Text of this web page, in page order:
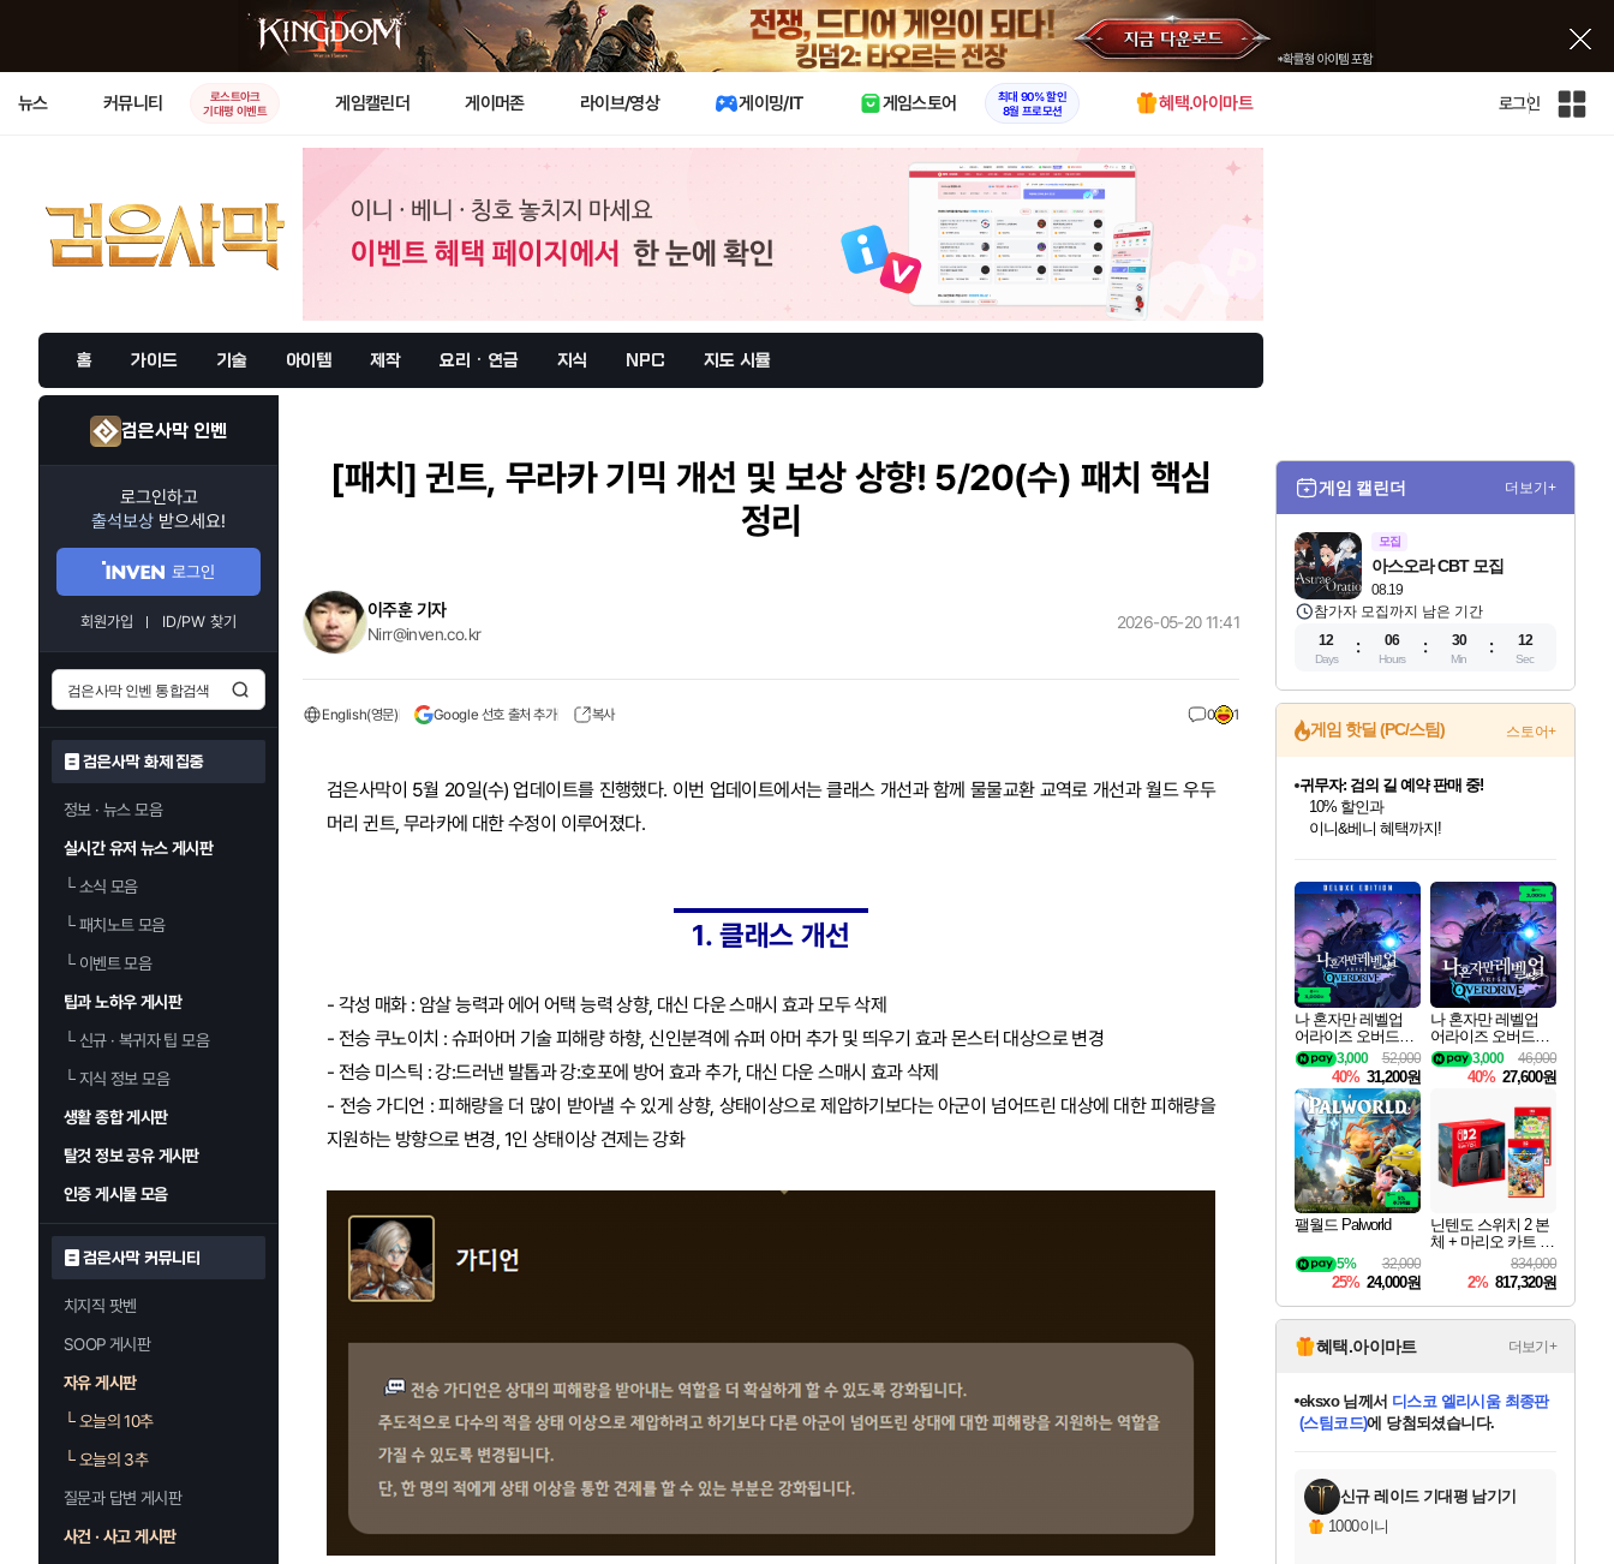
X
뉴스 커뮤니티
로스트아크
기대평 이벤트
게임캘린더 게이머존 라이브/영상 게이밍/IT 게임스토어
최대 90% 할인
8월 프로모션
혜택.아이마트 로그인
인
홈 가이드 기술 아이템 제작 요리 · 연금 지식 NPC 지도 시뮬
검은사막 인벤
로그인하고
출석보상 받으세요!
로그인
회원가입 ID/PW 찾기
검은사막 화제 집중
정보 · 뉴스 모음
실시간 유저 뉴스 게시판
└소식 모음
└패치노트 모음
└이벤트 모음
팁과 노하우 게시판
└신규 · 복귀자 팁 모음
└지식 정보 모음
생활 종합 게시판
탈것 정보 공유 게시판
인증 게시물 모음
검은사막 커뮤니티
치지직 팟벤
SOOP 게시판
자유 게시판
└오늘의 10추
└오늘의 3추
질문과 답변 게시판
사건 · 사고 게시판
[패치] 귄트, 무라카 기믹 개선 및 보상 상향! 5/20(수) 패치 핵심
정리
이주훈 기자
Nirr@inven.co.kr
English(영문) Google 선호 출처 추가 복사 0 1
2026-05-20 11:41
검은사막이 5월 20일(수) 업데이트를 진행했다. 이번 업데이트에서는 클래스 개선과 함께 물물교환 교역로 개선과 월드 우두
머리 귄트, 무라카에 대한 수정이 이루어졌다.
1. 클래스 개선
- 각성 매화 : 암살 능력과 에어 어택 능력 상향, 대신 다운 스매시 효과 모두 삭제
- 전승 쿠노이치 : 슈퍼아머 기술 피해량 하향, 신인분격에 슈퍼 아머 추가 및 띄우기 효과 몬스터 대상으로 변경
- 전승 미스틱 : 강:드러낸 발톱과 강:호포에 방어 효과 추가, 대신 다운 스매시 효과 삭제
- 전승 가디언 : 피해량을 더 많이 받아낼 수 있게 상향, 상태이상으로 제압하기보다는 아군이 넘어뜨린 대상에 대한 피해량을
지원하는 방향으로 변경, 1인 상태이상 견제는 강화
게임 캘린더 더보기+
모집
08.19
아스오라 CBT 모집
참가자 모집까지 남은 기간
12
Days
06
Hours
30
Min
10
Sec
게임 핫딜 (PC/스팀) 스토어+
최대 90% 할인가를 만나보세요!
네이버혜택과 함께 만나보세요!
50%할인&추가 적립까지!
이니&베니 혜택까지!
비스트 오브 리인카네이션 정식 출시!
게임프릭 신작 IP
네이버 혜택가와 함께 예약하세요!
할인&네이버혜택으로 만나보세요!
네이버페이 혜택과 만나보세요!
40주년 프로모션으로 만나보세요!
네이버 포인트 혜택까지!
할인가에 만나보세요!
일부 에디션 상시 할인!
혜택으로 예약 판매 중
편안하게 충전하세요
나 혼자만 레벨업
어라이즈 오버드라
이브 디럭스 에디션
Solo Leveling Arise
Overdrive Deluxe Edi
tion
52,000
3,000
40% 31,200원
나 혼자만 레벨업
어라이즈 오버드라
이브 Solo Leveling A
rise
46,000
3,000
40% 27,600원
팰월드 Palworld
32,000
5%
25% 24,000원
닌텐도 스위치 2 본
체 + 마리오 카트 월
드 + 포켓몬 포코피
아 번들
834,000
2% 817,320원
혜택.아이마트 더보기+
당첨되셨습니다.
당첨되셨습니다.
(스팀코드)에 당첨되셨습니다.
칠부님께서 네이버페이 1만원
당첨되셨습니다.
당첨되셨습니다.
에디션 (스팀코드)를 교환.
당첨되셨습니다.
당첨되셨습니다.
당첨되셨습니다.
당첨되셨습니다.
신규 레이드 기대평 남기기
1000이니